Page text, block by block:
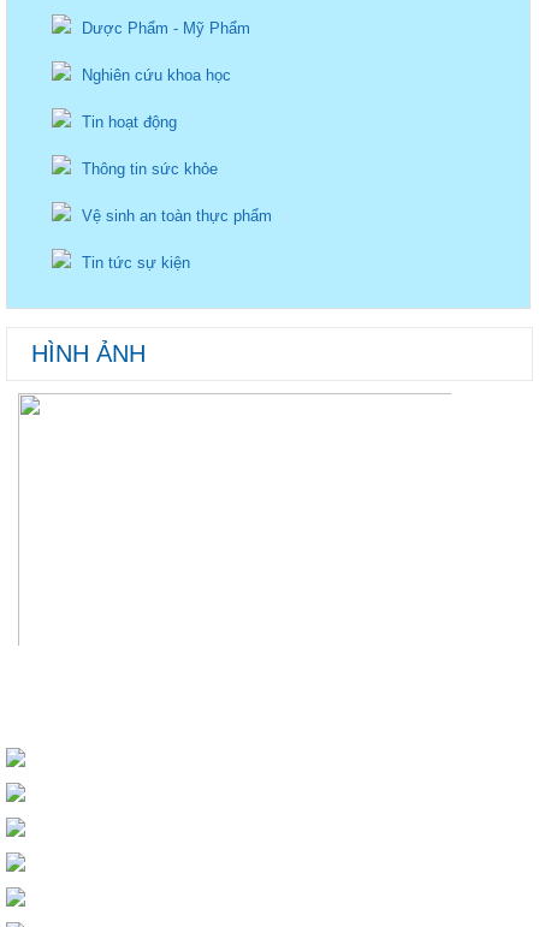
Dược Phẩm - Mỹ Phẩm
Nghiên cứu khoa học
Tin hoạt động
Thông tin sức khỏe
Vệ sinh an toàn thực phẩm
Tin tức sự kiện
HÌNH ẢNH